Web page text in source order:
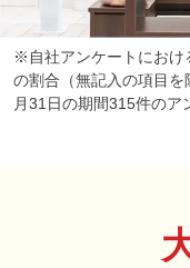
※自社アンケートにおけ
の割合（無記入の項目
月31日の期間315件のア